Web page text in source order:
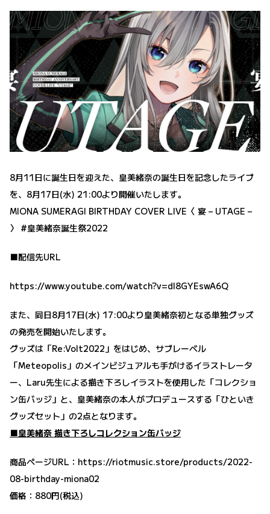
8月11日に誕生日を迎えた、皇美緒奈の誕生日を記念したライブ
を、8月17日(水) 21:00より開催いたします。
MIONA SUMERAGI BIRTHDAY COVER LIVE〈 宴 – UTAGE –
〉 #皇美緒奈誕生祭2022
■配信先URL
https://www.youtube.com/watch?v=dI8GYEswA6Q
また、同日8月17日(水) 17:00より皇美緒奈初となる単独グッズ
の発売を開始いたします。
グッズは「Re:Volt2022」をはじめ、サブレーベル
「Meteopolis」のメインビジュアルも手がけるイラストレータ
ー、Laru先生による描き下ろしイラストを使用した「コレクショ
ン缶バッジ」と、皇美緒奈の本人がプロデュースする「ひといき
グッズセット」の2点となります。
■皇美緒奈 描き下ろしコレクション缶バッジ
商品ページURL： https://riotmusic.store/products/2022-
08-birthday-miona02
価格：880円(税込)